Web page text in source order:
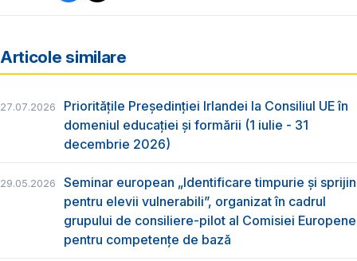
Articole similare
27.07.2026
Prioritățile Președinției Irlandei la Consiliul UE în
domeniul educației și formării (1 iulie - 31
decembrie 2026)
29.05.2026
Seminar european „Identificare timpurie și sprijin
pentru elevii vulnerabili”, organizat în cadrul
grupului de consiliere-pilot al Comisiei Europene
pentru competențe de bază